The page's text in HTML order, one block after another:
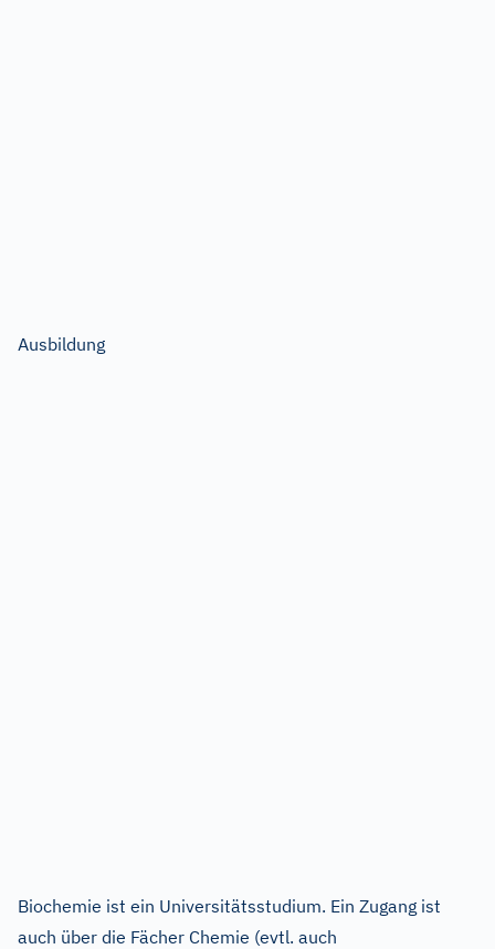
Ausbildung
Biochemie ist ein Universitätsstudium. Ein Zugang ist
auch über die Fächer Chemie (evtl. auch